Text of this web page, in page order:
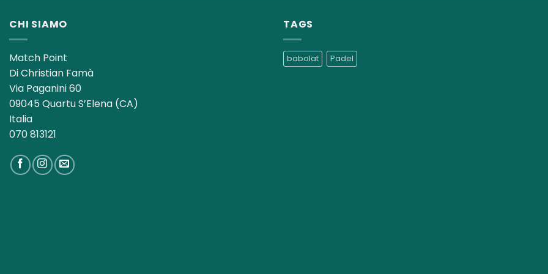
CHI SIAMO
Match Point
Di Christian Famà
Via Paganini 60
09045 Quartu S’Elena (CA)
Italia
070 813121
TAGS
babolat Padel